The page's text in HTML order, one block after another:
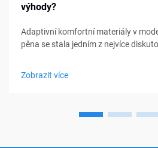
výhody?
Adaptivní komfortní materiály v
pěna se stala jedním z nejvíce
Zobrazit více